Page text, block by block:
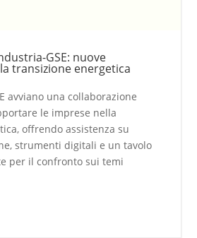
GSE: nuove
transizione energetica
avviano una collaborazione
le imprese nella
offrendo assistenza su
strumenti digitali e un tavolo
per il confronto sui temi